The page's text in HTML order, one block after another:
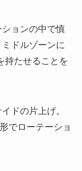
ョンの中で慎
ドルゾーンに
持たせることを
ドの片上げ。
でローテーショ